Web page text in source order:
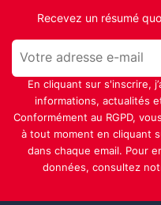
Recevez un résumé
En cliquant sur s'inscrire,
informations, actualités
Conformément au RGPD,
à tout moment en cliquant
dans chaque email. Pour
données, consultez